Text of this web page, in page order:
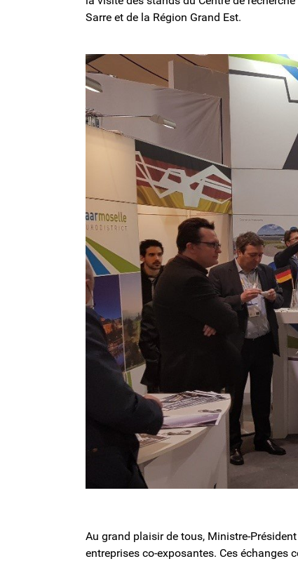
Sarre et de la Région Grand Est.
Au grand plaisir de tous, Ministre-
entreprises co-exposantes. Ces